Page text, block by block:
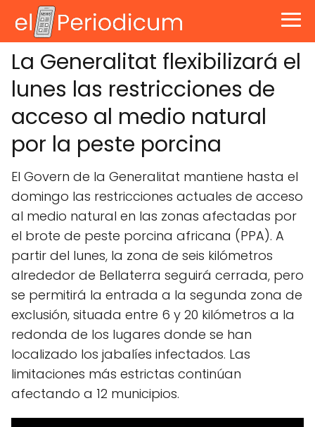
La Generalitat flexibilizará el
lunes las restricciones de
acceso al medio natural
por la peste porcina
El Govern de la Generalitat mantiene hasta el
domingo las restricciones actuales de acceso
al medio natural en las zonas afectadas por
el brote de peste porcina africana (PPA). A
partir del lunes, la zona de seis kilómetros
alrededor de Bellaterra seguirá cerrada, pero
se permitirá la entrada a la segunda zona de
exclusión, situada entre 6 y 20 kilómetros a la
redonda de los lugares donde se han
localizado los jabalíes infectados. Las
limitaciones más estrictas continúan
afectando a 12 municipios.